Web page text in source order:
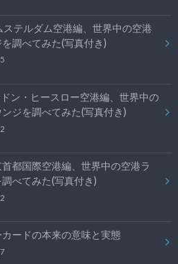
ステルダム空港編、世界中の空港
調べてみた(写真付き)
ン・ヒースロー空港編、世界中の
ジを調べてみた(写真付き)
都国際空港編、世界中の空港ラ
べてみた(写真付き)
ードの本来の意味と実態